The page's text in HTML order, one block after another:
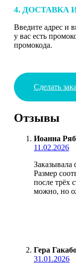
4. ДОСТАВКА
Введите адрес и
у вас есть
промокода.
Сделать
Отзывы
Иоанна
11.02.2026
Заказывала
Размер
после трёх
можно, но
Гера
31.01.2026